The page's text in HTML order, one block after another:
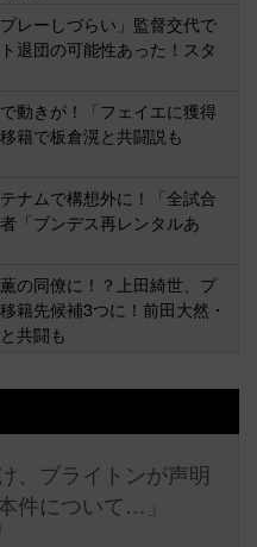
レーしづらい」監督交代で
退団の可能性あった！スタ
動きが！「フェイエに獲得
籍で板倉滉と共闘説も
ナムで構想外に！「全試合
「ブンデス再レンタルあ
の同僚に！？上田綺世、プ
籍先候補3つに！前田大然・
共闘も
、ブライトンが声明
件について…」